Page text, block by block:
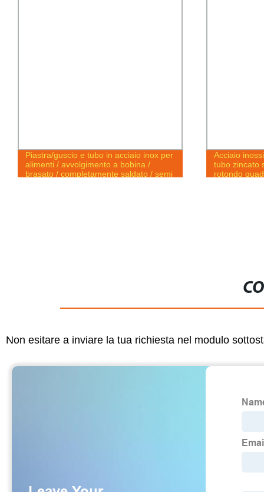
Piastra/guscio e tubo in acciaio inox per
alimenti / avvolgimento a bobina /
brasato / completamente saldato / semi
Acciaio
tubo zincato
rotondo
Non esitare a inviare la tua richiesta nel modulo